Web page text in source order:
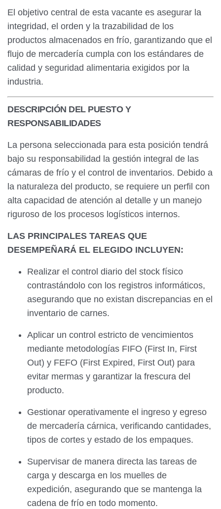
El objetivo central de esta vacante es asegurar la
integridad, el orden y la trazabilidad de los
productos almacenados en frío, garantizando que el
flujo de mercadería cumpla con los estándares de
calidad y seguridad alimentaria exigidos por la
industria.
DESCRIPCIÓN DEL PUESTO Y
RESPONSABILIDADES
La persona seleccionada para esta posición tendrá
bajo su responsabilidad la gestión integral de las
cámaras de frío y el control de inventarios. Debido a
la naturaleza del producto, se requiere un perfil con
alta capacidad de atención al detalle y un manejo
riguroso de los procesos logísticos internos.
LAS PRINCIPALES TAREAS QUE
DESEMPEÑARÁ EL ELEGIDO INCLUYEN:
Realizar el control diario del stock físico
contrastándolo con los registros informáticos,
asegurando que no existan discrepancias en el
inventario de carnes.
Aplicar un control estricto de vencimientos
mediante metodologías FIFO (First In, First
Out) y FEFO (First Expired, First Out) para
evitar mermas y garantizar la frescura del
producto.
Gestionar operativamente el ingreso y egreso
de mercadería cárnica, verificando cantidades,
tipos de cortes y estado de los empaques.
Supervisar de manera directa las tareas de
carga y descarga en los muelles de
expedición, asegurando que se mantenga la
cadena de frío en todo momento.